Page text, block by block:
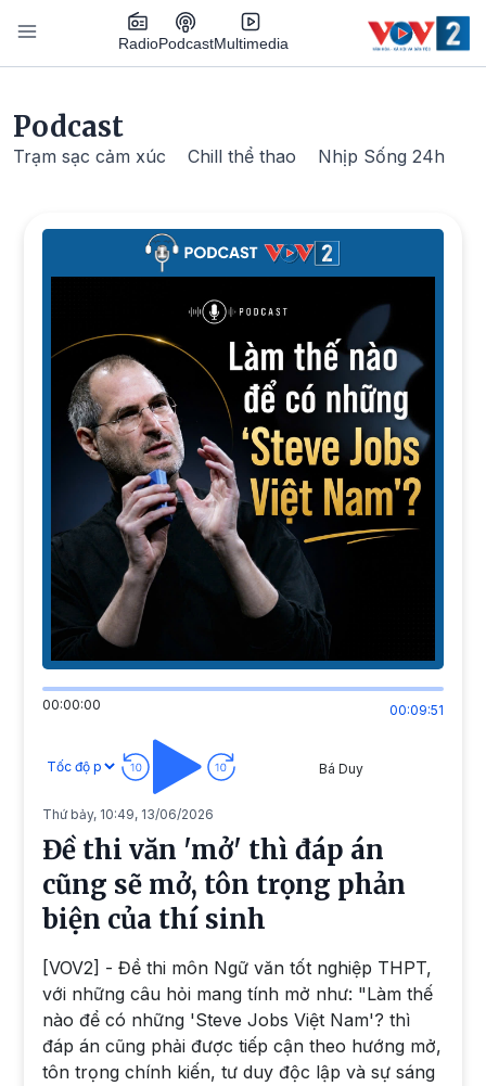
Nhảy đến nội dung
RadioPodcastMultimedia
Podcast
Trạm sạc cảm xúc Chill thể thao Nhịp Sống 24h
00:00:00 00:09:51
Bá Duy
Thứ bảy, 10:49, 13/06/2026
Đề thi văn 'mở' thì đáp án
cũng sẽ mở, tôn trọng phản
biện của thí sinh
[VOV2] - Đề thi môn Ngữ văn tốt nghiệp THPT,
với những câu hỏi mang tính mở như: "Làm thế
nào để có những 'Steve Jobs Việt Nam'? thì
đáp án cũng phải được tiếp cận theo hướng mở,
tôn trọng chính kiến, tư duy độc lập và sự sáng